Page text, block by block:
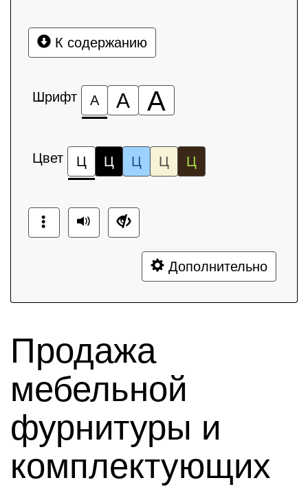
К содержанию
Шрифт А А А
Цвет Ц Ц Ц Ц Ц
Дополнительно
Продажа
мебельной
фурнитуры и
комплектующиx